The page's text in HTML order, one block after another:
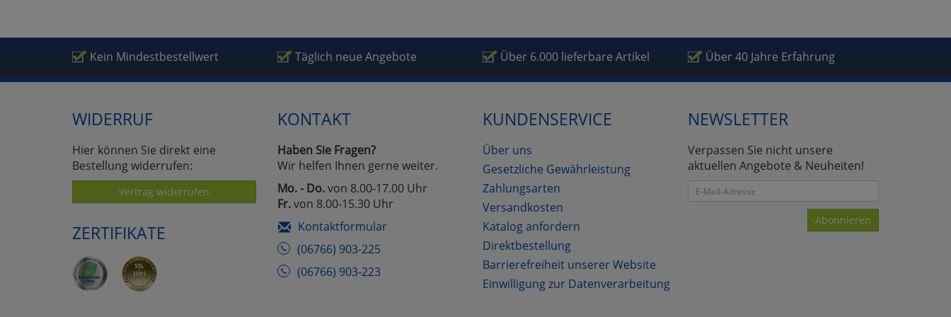
Kein Mindestbestellwert Täglich neue Angebote Über 6.000 lieferbare Artikel Über 40 Jahre Erfahrung
WIDERRUF
Hier können Sie direkt eine
Bestellung widerrufen:
Vertrag widerrufen
ZERTIFIKATE
KONTAKT
Haben Sie Fragen?
Wir helfen Ihnen gerne weiter.
Mo. - Do.von 8.00-17.00 Uhr
Fr.von 8.00-15.30 Uhr
Kontaktformular
(06766) 903-225
(06766) 903-223
KUNDENSERVICE
Über uns
Gesetzliche Gewährleistung
Zahlungsarten
Versandkosten
Katalog anfordern
Direktbestellung
Barrierefreiheit unserer Website
Einwilligung zur Datenverarbeitung
NEWSLETTER
Verpassen Sie nicht unsere
aktuellen Angebote & Neuheiten!
Abonnieren
Cookies
Alle Akzeptieren Cookies
Einstellungen speichern